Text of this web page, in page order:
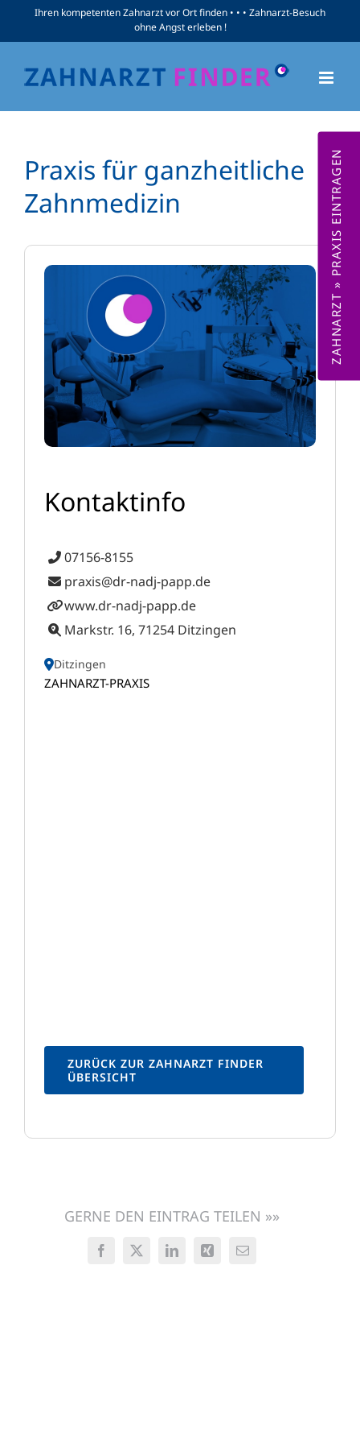
Inhalt
springen
Ihren kompetenten Zahnarzt vor Ort finden • • • Zahnarzt-Besuch
ohne Angst erleben !
Praxis für ganzheitliche
Zahnmedizin
Kontaktinfo
07156-8155
praxis@dr-nadj-papp.de
www.dr-nadj-papp.de
Markstr. 16, 71254 Ditzingen
Ditzingen
ZAHNARZT-PRAXIS
ZURÜCK ZUR ZAHNARZT FINDER
ÜBERSICHT
GERNE DEN EINTRAG TEILEN »»
Facebook
X LinkedInXing
E-
ZAHNARZT » PRAXIS EINTRAGEN